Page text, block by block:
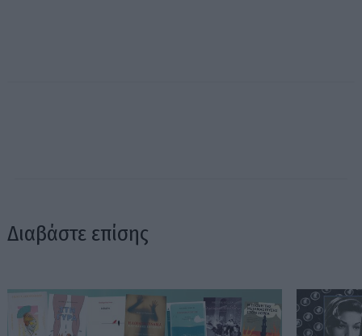
Διαβάστε επίσης